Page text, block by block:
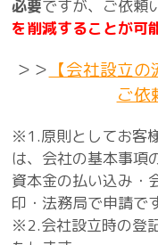
必要ですが、ご依頼
を削減することが可
＞＞ 【会社設立
ご依
※1.原則としてお客
は、会社の基本事項
資本金の払い込み・
印・法務局で申請で
※2.会社設立時の登